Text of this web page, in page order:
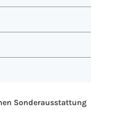
Sonderausstattung